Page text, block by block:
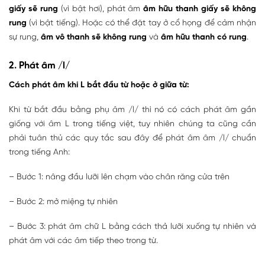
giấy sẽ rung (vì bật hơi), phát âmâm hữu thanh giấy sẽ không
rung (vì bật tiếng). Hoặc có thể đặt tay ở cổ họng để cảm nhận
sự rung, âm vô thanh sẽ không rung và âm hữu thanh có rung.
2. Phát âm /l/
Cách phát âm khi L bắt đầu từ hoặc ở giữa từ:
Khi từ bắt đầu bằng phụ âm /l/ thì nó có cách phát âm gần
giống với âm L trong tiếng việt, tuy nhiên chúng ta cũng cần
phải tuân thủ các quy tắc sau đây để phát âm âm /l/ chuẩn
trong tiếng Anh:
– Bước 1: nâng đầu lưỡi lên chạm vào chân răng cửa trên
– Bước 2: mở miệng tự nhiên
– Bước 3: phát âm chữ L bằng cách thả lưỡi xuống tự nhiên và
phát âm với các âm tiếp theo trong từ.